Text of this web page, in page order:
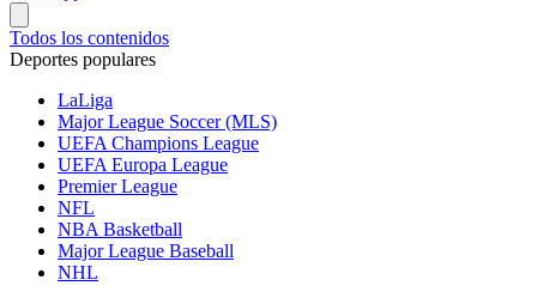
Todos los contenidos
Deportes populares
LaLiga
Major League Soccer (MLS)
UEFA Champions League
UEFA Europa League
Premier League
NFL
NBA Basketball
Major League Baseball
NHL